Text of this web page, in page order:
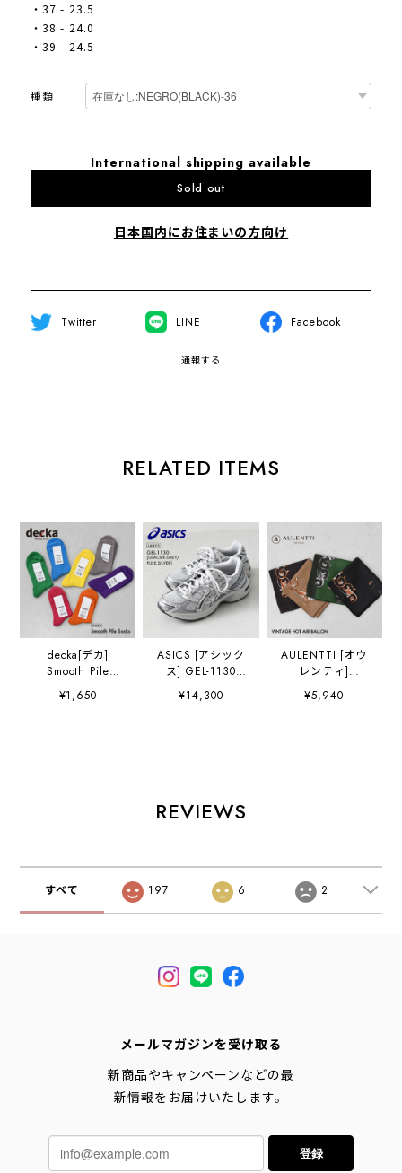
・37 - 23.5
・38 - 24.0
・39 - 24.5
種類
International shipping available
Sold out
日本国内にお住まいの方向け
Twitter LINE Facebook
通報する
RELATED ITEMS
decka[デカ]
Smooth Pile
Socks [de-34] ス
ムースパイルソッ
¥1,650
ASICS [アシック
ス] GEL-1130
GLACIER.GREY/P
URE.SILVER
ス・MEN'S /
LADY'S
¥14,300
AULENTTI [オウ
レンティ]
VINTAGE HOT
AIR BALLON(気
¥5,940
REVIEWS
すべて 197 6 2
メールマガジンを受け取る
新商品やキャンペーンなどの最
新情報をお届けいたします。
登録